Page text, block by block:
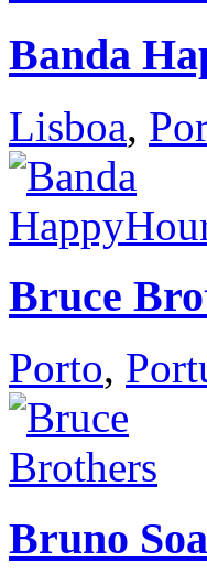
Banda
Lisboa,
Bruce
Porto,
Bruno